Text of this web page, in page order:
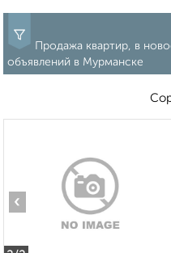
Продажа квартир, в
объявлений в Мурманске
‹